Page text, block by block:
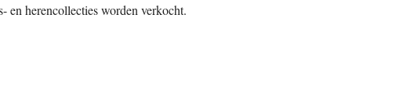
en herencollecties worden verkocht.